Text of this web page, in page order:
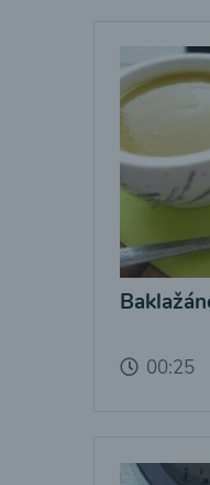
00:25